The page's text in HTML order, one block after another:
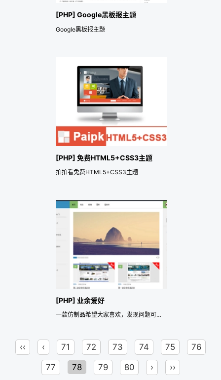
[PHP] Google黑板报主题
Google黑板报主题
[PHP] 免费HTML5+CSS3主题
拍拍看免费HTML5+CSS3主题
[PHP] 业余爱好
一款仿制品希望大家喜欢，发现问题可以留言我去修改。
‹‹ ‹ 71 72 73 74 75 76
77 78 79 80 › ››